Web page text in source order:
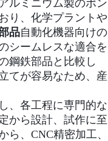
ルミニウム製のポン
り、化学プラントや
品自動化機器向けの
シームレスな適合を
鋼鉄部品と比較し
てが容易なため、産
、各工程に専門的な
から設計、試作に至
ら、CNC精密加工、